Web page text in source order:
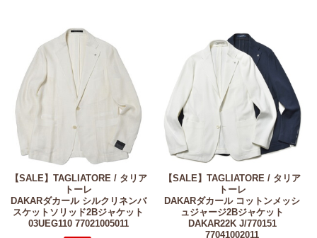
【SALE】 TAGLIATORE / タリア
トーレ
DAKARダカール シルクリネンバ
スケットソリッド2Bジャケット
03UEG110 77021005011
【SALE】TAGLIATORE / タリア
トーレ
DAKARダカール コットンメッシ
ュジャージ2Bジャケット
DAKAR22K J/770151
77041002011